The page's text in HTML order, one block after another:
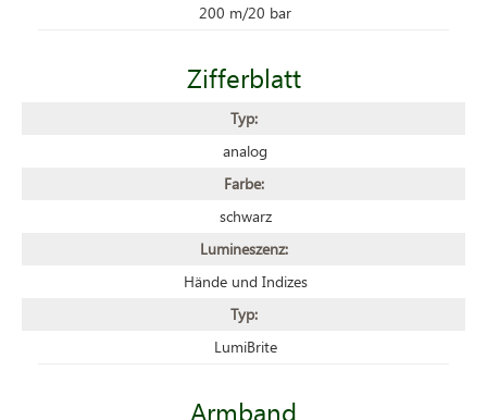
200 m/20 bar
Zifferblatt
Typ:
analog
Farbe:
schwarz
Lumineszenz:
Hände und Indizes
Typ:
LumiBrite
Armband